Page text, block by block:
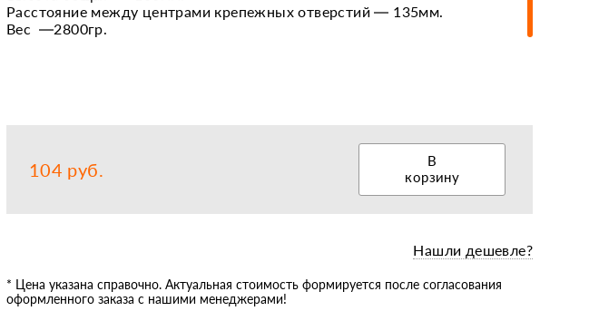
Расстояние между центрами крепежных отверстий — 135мм.
Вес —2800гр.
104 руб.
В
корзину
Нашли дешевле?
* Цена указана справочно. Актуальная стоимость формируется после согласования
оформленного заказа с нашими менеджерами!